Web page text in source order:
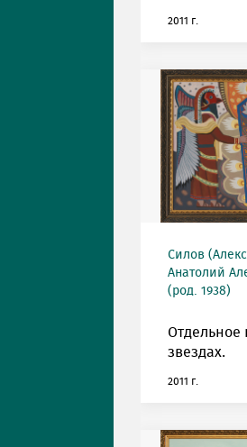
2011 г.
Силов
Анатолий
(род. 1938)
Отдельное
звездах.
2011 г.